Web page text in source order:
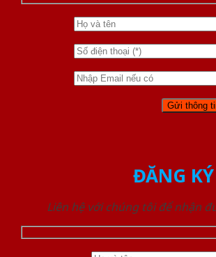
ĐĂNG
Liên hệ với chúng tôi để nhận